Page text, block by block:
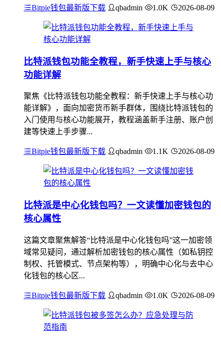
Bitpie钱包最新版下载 qbadmin 1.0K 2026-08-09
比特派钱包功能全教程，新手快速上手与核心
功能详解
聚焦《比特派钱包功能全教程：新手快速上手与核心功
能详解》，面向加密货币新手群体，围绕比特派钱包的
入门使用与核心功能展开，教程涵盖新手注册、账户创
建等快速上手步骤...
Bitpie钱包最新版下载 qbadmin 1.1K 2026-08-09
比特派是中心化钱包吗？一文读懂加密钱包的
核心属性
这篇文章聚焦解答“比特派是中心化钱包吗”这一加密领
域常见疑问，通过解析加密钱包的核心属性（如私钥控
制权、托管模式、节点架构等），明确中心化与去中心
化钱包的核心区...
Bitpie钱包最新版下载 qbadmin 1.0K 2026-08-09